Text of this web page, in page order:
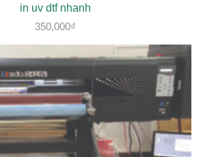
in uv dtf nhanh
350,000₫